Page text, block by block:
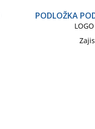
PODLOŽKA